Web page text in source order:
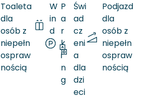
Toaleta
dla
osób z
niepełn
ospraw
nością
W
in
d
a
P
a
r
k
i
n
g
Świ
ad
cz
eni
a
dla
dzi
eci
Podjazd
dla
osób z
niepełn
ospraw
nością